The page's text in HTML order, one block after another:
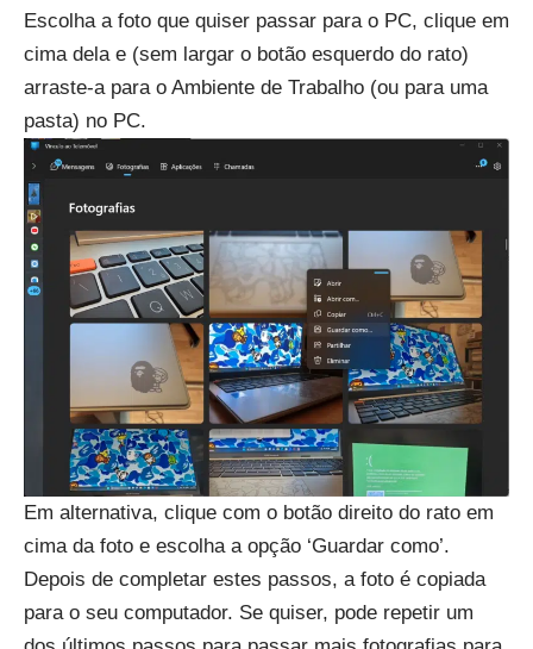
Escolha a foto que quiser passar para o PC, clique em
cima dela e (sem largar o botão esquerdo do rato)
arraste-a para o Ambiente de Trabalho (ou para uma
pasta) no PC.
Em alternativa, clique com o botão direito do rato em
cima da foto e escolha a opção ‘Guardar como’.
Depois de completar estes passos, a foto é copiada
para o seu computador. Se quiser, pode repetir um